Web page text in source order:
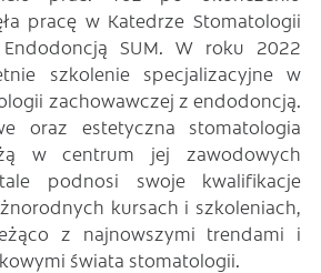
pracę w Katedrze Stomatologii
SUM. W roku 2022
szkolenie specjalizacyjne w
zachowawczej z endodoncją.
oraz estetyczna stomatologia
w centrum jej zawodowych
podnosi swoje kwalifikacje
kursach i szkoleniach,
z najnowszymi trendami i
świata stomatologii.